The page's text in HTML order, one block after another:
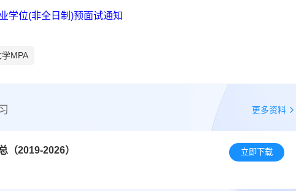
学位(非全日制)预面试通知
MPA
更多资料
（2019-2026） 立即下载